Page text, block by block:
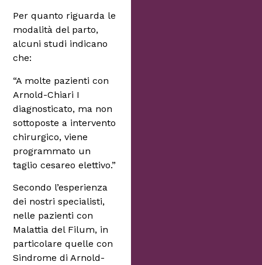
Per quanto riguarda le
modalità del parto,
alcuni studi indicano
che:
“A molte pazienti con
Arnold-Chiari I
diagnosticato, ma non
sottoposte a intervento
chirurgico, viene
programmato un
taglio cesareo elettivo.”
Secondo l’esperienza
dei nostri specialisti,
nelle pazienti con
Malattia del Filum, in
particolare quelle con
Sindrome di Arnold-